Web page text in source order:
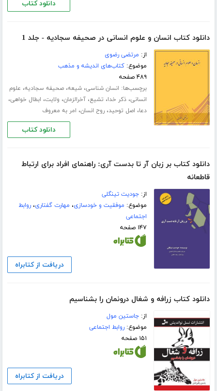
دانلود کتاب
دانلود کتاب انسان و علوم انسانی در صحیفه سجادیه - جلد 1
از: مرتضی رضوی
موضوع:کتاب‌های اندیشه و مذهب
۴۸۹ صفحه
برچسب‌ها: انسان شناسی،شیعه،صحیفه سجادیه، علوم
انسانی،ذکر خدا، تشیع،آخرالزمان، ولایت، ابطال خواهی،
دعا، اصل توحید،روح انسان، امر به معروف
دانلود کتاب
دانلود کتاب بر زبان آر تا بدست آری: راهنمای افراد برای ارتباط
قاطعانه
از:جودیت تینگلی
موضوع: موفقیت و خودسازی، مهارت گفتاری،روابط
اجتماعی
۱۴۷ صفحه
دریافت از کتابراه
دانلود کتاب زرافه و شغال درونمان را بشناسیم
از:جاستین مول
موضوع:روابط اجتماعی
۱۵۱ صفحه
دریافت از کتابراه